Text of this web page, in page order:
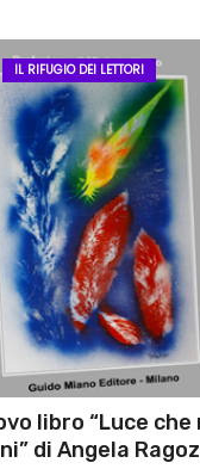
IL RIFUGIO DEI LETTORI
libro “Luce
di Angela